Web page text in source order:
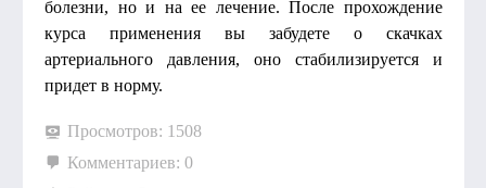
болезни, но и на ее лечение. После прохождение
курса применения вы забудете о скачках
артериального давления, оно стабилизируется и
придет в норму.
Просмотров: 1508
Комментариев: 0